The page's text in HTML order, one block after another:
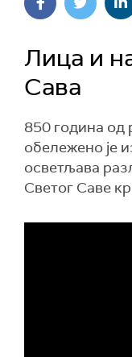
Лица и
Сава
850 година
обележено је
осветљава
Светог Саве